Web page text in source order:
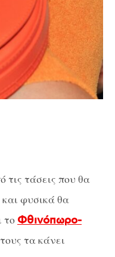
τις τάσεις που θα
και φυσικά θα
το Φθινόπωρο-
τα κάνει